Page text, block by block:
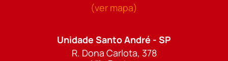
(ver mapa)
Unidade Santo André - SP
R. Dona Carlota, 378